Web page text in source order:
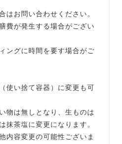
はお問い合わせください。
費が発生する場合がござい
ングに時間を要す場合がご
使い捨て容器）に変更も可
物は無しとなり、生ものは
抹茶塩に変更になります。
内容変更の可能性ございま